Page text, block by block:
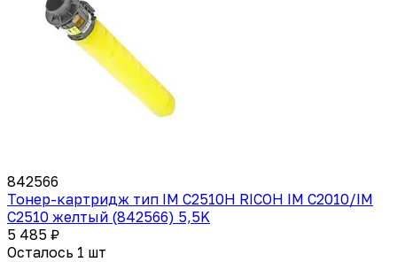
842566
Тонер-картридж тип IM C2510H RICOH IM C2010/IM
C2510 желтый (842566) 5,5K
5 485 ₽
Осталось 1 шт